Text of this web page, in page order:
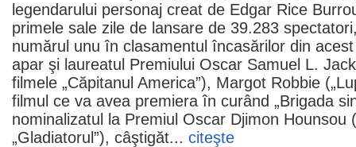
legendarului personaj creat de Edgar Rice
primele sale zile de lansare de 39.283
numărul unu în clasamentul încasărilor din
apar şi laureatul Premiului Oscar Samuel L.
filmele „Căpitanul America”), Margot Robbie
filmul ce va avea premiera în curând „Brigada
nominalizatul la Premiul Oscar Djimon Hounsou
„Gladiatorul”), câştigăt... citeşte